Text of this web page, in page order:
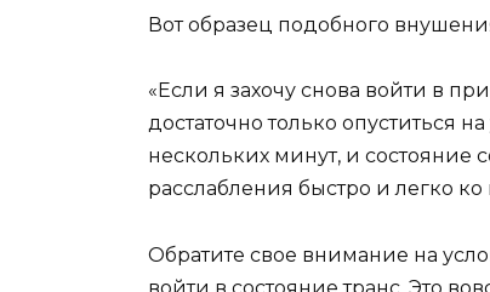
Вот образец подобного
«Если я захочу снова войти в
достаточно только опуститься
нескольких минут, и состояние
расслабления быстро и легко ко
Обратите свое внимание на
войти в состояние транс. Это